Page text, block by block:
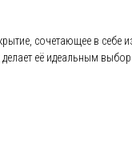
сочетающее в себе
её идеальным